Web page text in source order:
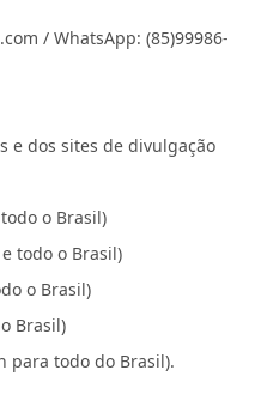
/ WhatsApp: (85)99986-
e dos sites de divulgação
o Brasil)
todo o Brasil)
o Brasil)
Brasil)
para todo do Brasil).